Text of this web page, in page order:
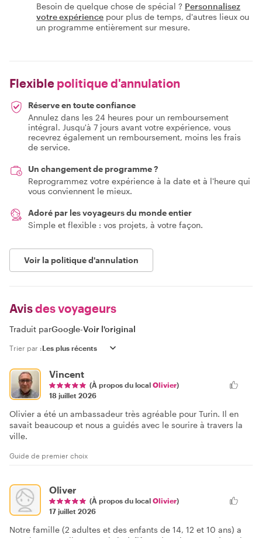
Besoin de quelque chose de spécial ? Personnalisez
votre expérience pour plus de temps, d'autres lieux ou
un programme entièrement sur mesure.
Flexible politique d'annulation
Réserve en toute confiance
Annulez dans les 24 heures pour un remboursement
intégral. Jusqu'à 7 jours avant votre expérience, vous
recevrez également un remboursement, moins les frais
de service.
Un changement de programme ?
Reprogrammez votre expérience à la date et à l'heure qui
vous conviennent le mieux.
Adoré par les voyageurs du monde entier
Simple et flexible : vos projets, à votre façon.
Voir la politique d'annulation
Avisdes voyageurs
Traduit parGoogle-Voir l'original
Trier par :
Vincent
(À propos du local Olivier)
18 juillet 2026
Olivier a été un ambassadeur très agréable pour Turin. Il en
savait beaucoup et nous a guidés avec le sourire à travers la
ville.
Guide de premier choix
Oliver
(À propos du local Olivier)
17 juillet 2026
Notre famille (2 adultes et des enfants de 14, 12 et 10 ans) a